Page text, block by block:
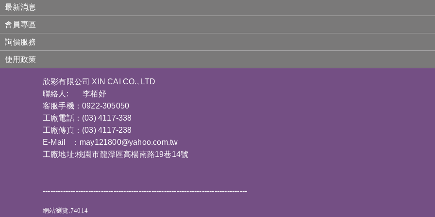
最新消息
會員專區
詢價服務
使用政策
欣彩有限公司 XIN CAI CO., LTD
聯絡人: 李栢妤
客服手機：0922-305050
工廠電話：(03) 4117-338
工廠傳真：(03) 4117-238
E-Mail ： may121800@yahoo.com.tw
工廠地址:桃園市龍潭區高楊南路19巷14號
---------------------------------------------------------------------------------
網站瀏覽:74014